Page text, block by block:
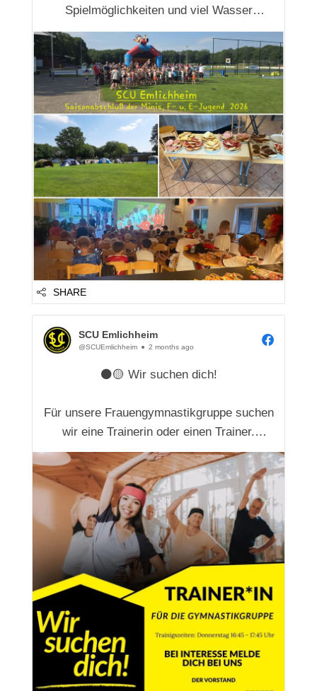
Spielmöglichkeiten und viel Wasser
genossen unsere
Jüngsten den Abend mit dem WM Spiel
gegen die Elfenbeinküste, Mit dem Erfolg
konnten sie dann mit ihren Eltern auf dem
Sportplatz zelten. Mit einem...
SHARE
SCU Emlichheim
@SCUEmlichheim 2 months ago
⚫🟡 Wir suchen dich!
Für unsere Frauengymnastikgruppe suchen
wir eine Trainerin oder einen Trainer.
📅 Donnerstags 🕔 16:45–17:45 Uhr
Du hast Spaß an Bewegung und könntest
dir vorstellen, eine Gruppe anzuleiten?
Dann melde dich gerne bei uns!
Teilen ausdrücklich erwünscht 😊